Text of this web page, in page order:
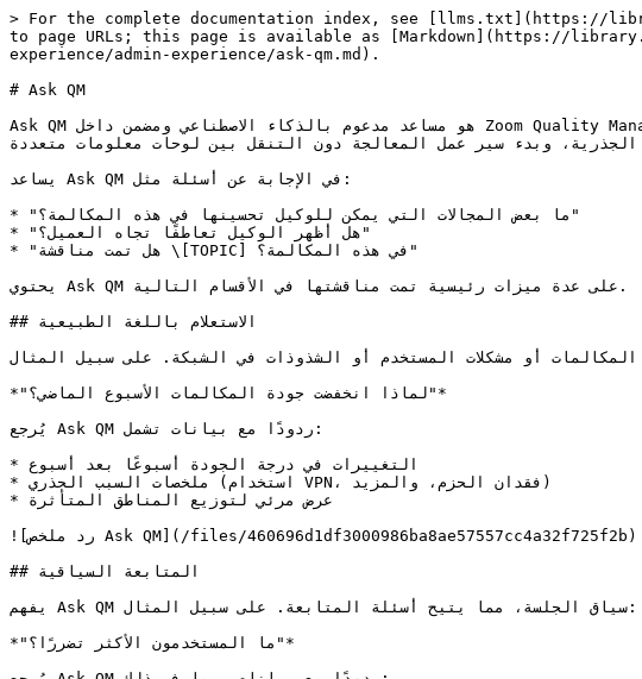
> For the complete documentation index, see [llms.txt](https://
to page URLs; this page is available as [Markdown](https://
experience/admin-experience/ask-qm.md).
# Ask QM
Ask QM هو مساعد مدعوم بالذكاء الاصطناعي ومضمن داخل Zoom Quality Management. يتيح للمشرفين والمحللين استخدام الاستعلامات باللغة الطبيعية لتحليل اتجاهات جودة المكالمات،
الجذرية، وبدء سير عمل المعالجة دون التنقل بين لوحات معلومات متعددة.
يساعد Ask QM في الإجابة عن أسئلة مثل:
* "ما بعض المجالات التي يمكن للوكيل تحسينها في هذه المكالمة؟"
* "هل أظهر الوكيل تعاطفًا تجاه العميل؟"
* "هل تمت مناقشة \[TOPIC] في هذه المكالمة؟"
يحتوي Ask QM على عدة ميزات رئيسية تمت مناقشتها في الأقسام التالية.
## الاستعلام باللغة الطبيعية
أو مشكلات المستخدم أو الشذوذات في الشبكة. على سبيل المثال:
*"لماذا انخفضت جودة المكالمات الأسبوع الماضي؟"*
يُرجع Ask QM ردودًا مع بيانات تشمل:
* التغييرات في درجة الجودة أسبوعًا بعد أسبوع
* ملخصات السبب الجذري (استخدام VPN، فقدان الحزم، والمزيد)
* عرض مرئي لتوزيع المناطق المتأثرة
![رد ملخص Ask QM](/files/460696d1df3000986ba8ae57557cc4a32f725f2b)
## المتابعة السياقية
يفهم Ask QM سياق الجلسة، مما يتيح أسئلة المتابعة. على سبيل المثال:
*"ما المستخدمون الأكثر تضررًا؟"*